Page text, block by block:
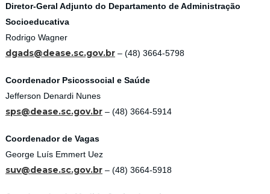
Diretor-Geral Adjunto do Departamento de Administração
Socioeducativa
Rodrigo Wagner
dgads@dease.sc.gov.br – (48) 3664-5798
Coordenador Psicossocial e Saúde
Jefferson Denardi Nunes
sps@dease.sc.gov.br – (48) 3664-5914
Coordenador de Vagas
George Luís Emmert Uez
suv@dease.sc.gov.br – (48) 3664-5918